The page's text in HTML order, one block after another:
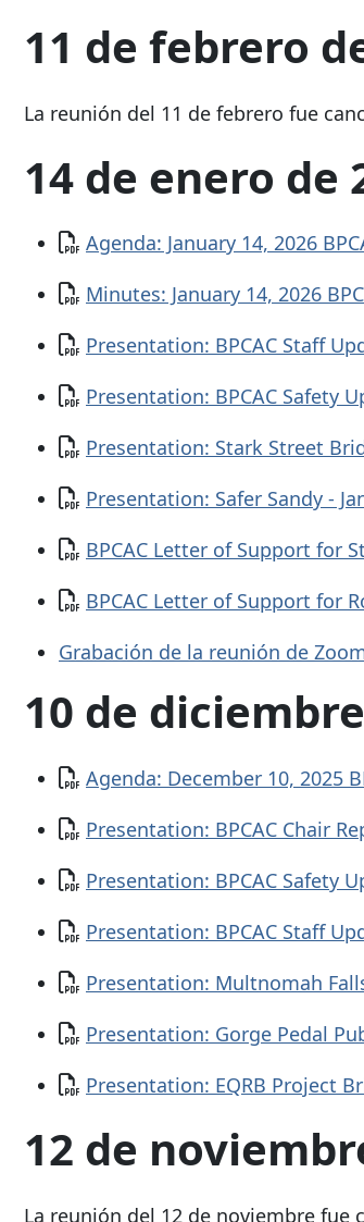
11 de febrero
La reunión del 11 de febrero fue
14 de enero de
Documento
Agenda: January 14, 2026
Documento
Minutes: January 14, 2026
Documento
Presentation: BPCAC Staff
Documento
Presentation: BPCAC Safety
Documento
Presentation: Stark Street
Documento
Presentation: Safer Sandy -
Documento
BPCAC Letter of Support for
Documento
BPCAC Letter of Support for
Grabación de la reunión de
10 de
Documento
Agenda: December 10, 2025
Documento
Presentation: BPCAC Chair
Documento
Presentation: BPCAC Safety
Documento
Presentation: BPCAC Staff
Documento
Presentation: Multnomah
Documento
Presentation: Gorge Pedal
Documento
Presentation: EQRB Project
12 de
La reunión del 12 de noviembre fue